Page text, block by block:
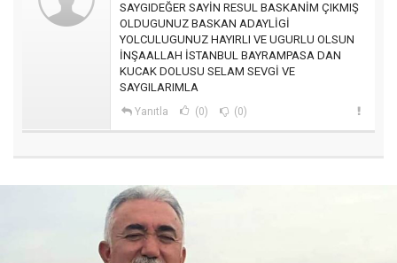
SAYGIDEĞER SAYİN RESUL BASKANİM ÇIKMIŞ
OLDUGUNUZ BASKAN ADAYLİGİ
YOLCULUGUNUZ HAYIRLI VE UGURLU OLSUN
İNŞAALLAH İSTANBUL BAYRAMPASA DAN
KUCAK DOLUSU SELAM SEVGİ VE
SAYGILARIMLA
Yanıtla (0) (0)